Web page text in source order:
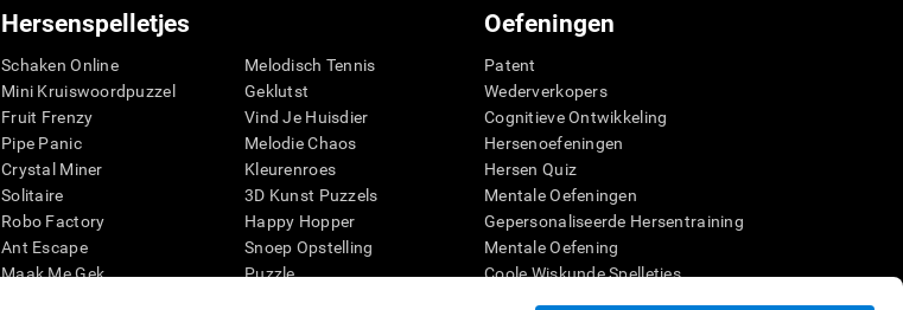
Hersenspelletjes
Schaken Online
Mini Kruiswoordpuzzel
Fruit Frenzy
Pipe Panic
Crystal Miner
Solitaire
Robo Factory
Ant Escape
Maak Me Gek
Melodisch Tennis
Geklutst
Vind Je Huisdier
Melodie Chaos
Kleurenroes
3D Kunst Puzzels
Happy Hopper
Snoep Opstelling
Puzzle
Oefeningen
Patent
Wederverkopers
Cognitieve Ontwikkeling
Hersenoefeningen
Hersen Quiz
Mentale Oefeningen
Gepersonaliseerde Hersentraining
Mentale Oefening
Coole Wiskunde Spelletjes